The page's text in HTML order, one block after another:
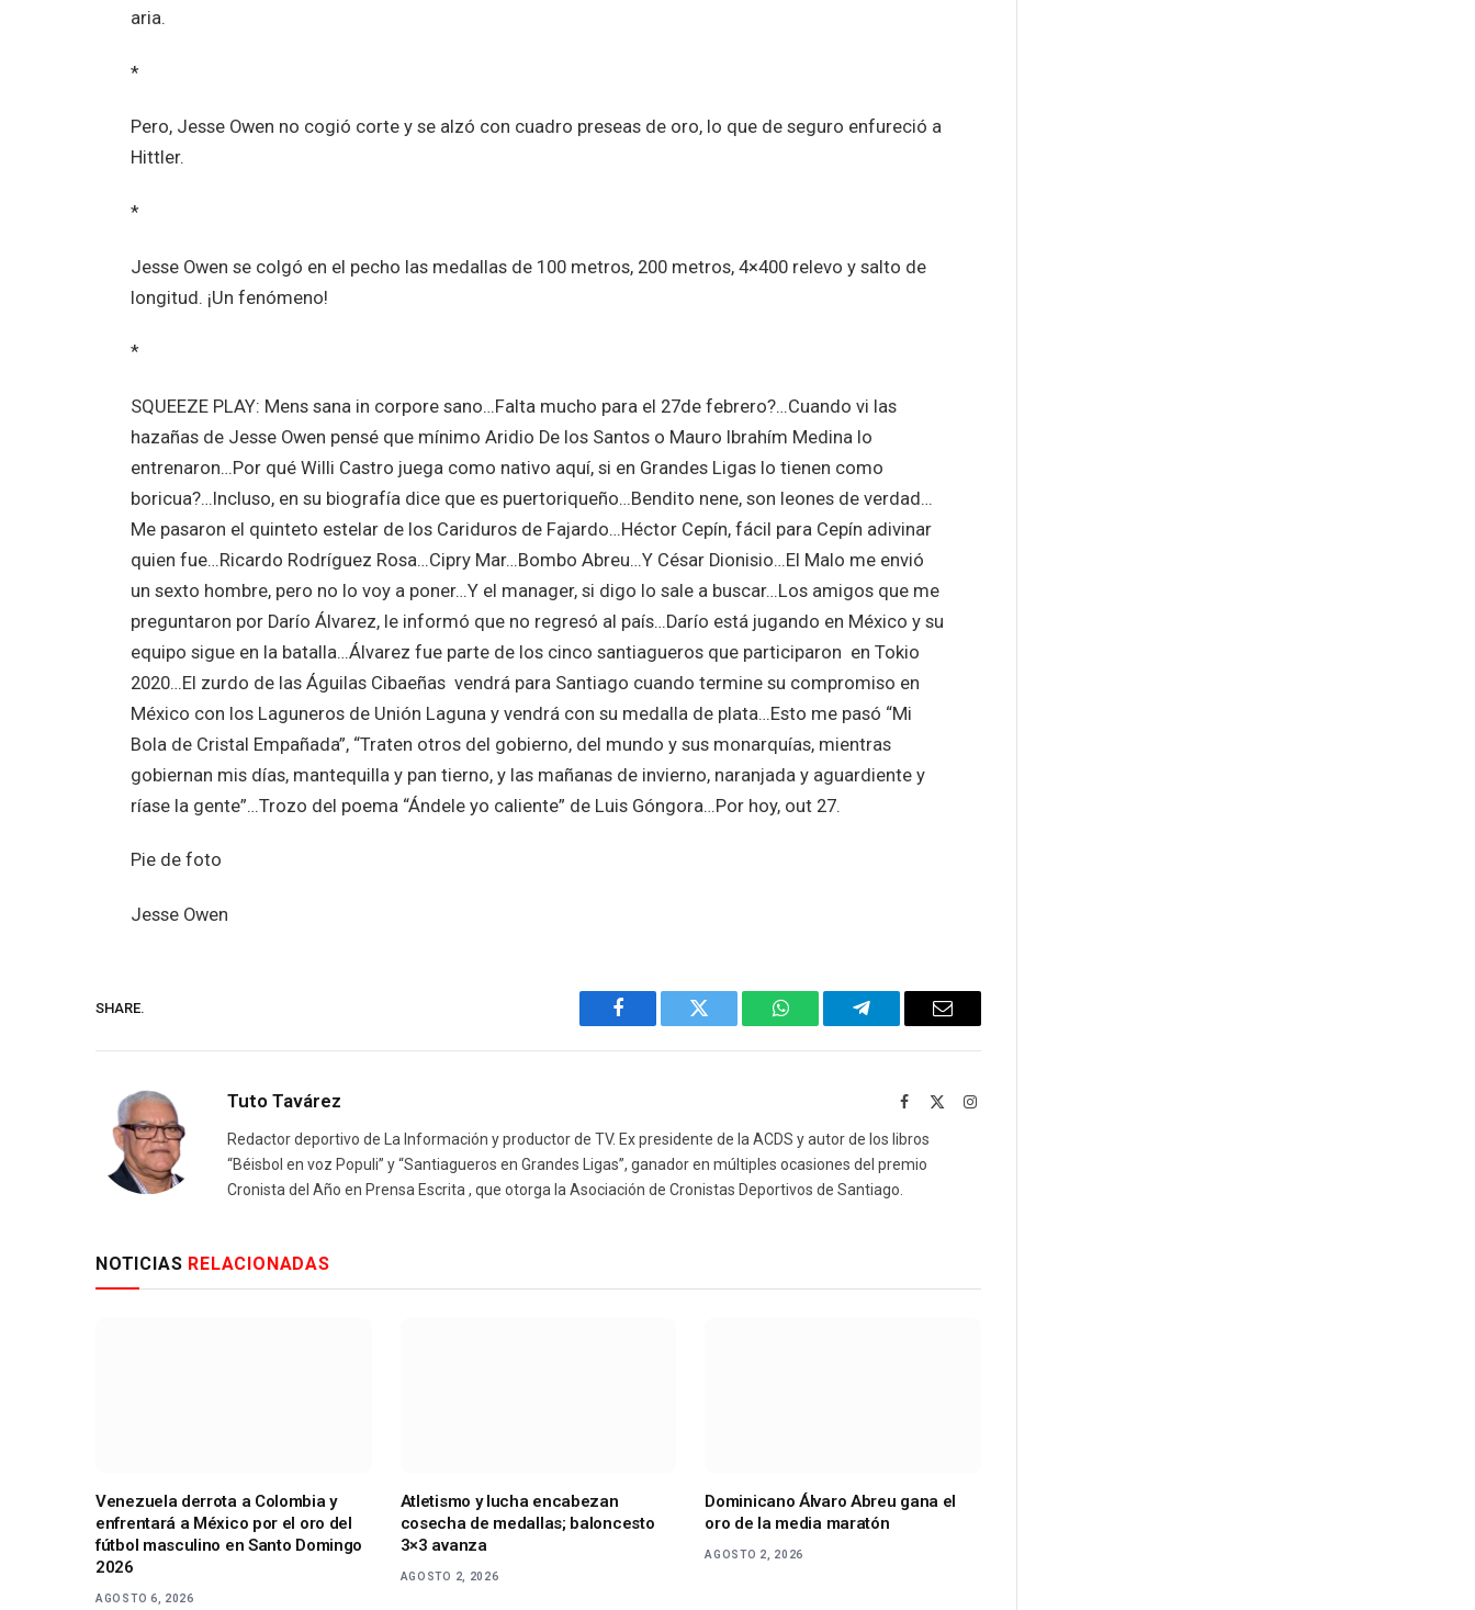
aria.
*
Pero, Jesse Owen no cogió corte y se alzó con cuadro preseas de oro, lo que de seguro enfureció a
Hittler.
*
Jesse Owen se colgó en el pecho las medallas de 100 metros, 200 metros, 4×400 relevo y salto de
longitud. ¡Un fenómeno!
*
SQUEEZE PLAY: Mens sana in corpore sano…Falta mucho para el 27de febrero?…Cuando vi las
hazañas de Jesse Owen pensé que mínimo Aridio De los Santos o Mauro Ibrahím Medina lo
entrenaron…Por qué Willi Castro juega como nativo aquí, si en Grandes Ligas lo tienen como
boricua?…Incluso, en su biografía dice que es puertoriqueño…Bendito nene, son leones de verdad…
Me pasaron el quinteto estelar de los Cariduros de Fajardo…Héctor Cepín, fácil para Cepín adivinar
quien fue…Ricardo Rodríguez Rosa…Cipry Mar…Bombo Abreu…Y César Dionisio…El Malo me envió
un sexto hombre, pero no lo voy a poner…Y el manager, si digo lo sale a buscar…Los amigos que me
preguntaron por Darío Álvarez, le informó que no regresó al país…Darío está jugando en México y su
equipo sigue en la batalla…Álvarez fue parte de los cinco santiagueros que participaron en Tokio
2020…El zurdo de las Águilas Cibaeñas vendrá para Santiago cuando termine su compromiso en
México con los Laguneros de Unión Laguna y vendrá con su medalla de plata…Esto me pasó “Mi
Bola de Cristal Empañada”, “Traten otros del gobierno, del mundo y sus monarquías, mientras
gobiernan mis días, mantequilla y pan tierno, y las mañanas de invierno, naranjada y aguardiente y
ríase la gente”…Trozo del poema “Ándele yo caliente” de Luis Góngora…Por hoy, out 27.
Pie de foto
Jesse Owen
SHARE.
Facebook Twitter WhatsAppTelegram Email
Tuto Tavárez Facebook Instagram
Redactor deportivo de La Información y productor de TV. Ex presidente de la ACDS y autor de los libros
“Béisbol en voz Populi” y “Santiagueros en Grandes Ligas”, ganador en múltiples ocasiones del premio
Cronista del Año en Prensa Escrita , que otorga la Asociación de Cronistas Deportivos de Santiago.
NOTICIAS RELACIONADAS
Venezuela derrota a Colombia y
enfrentará a México por el oro del
fútbol masculino en Santo Domingo
2026
AGOSTO 6, 2026
Atletismo y lucha encabezan
cosecha de medallas; baloncesto
3×3 avanza
AGOSTO 2, 2026
Dominicano Álvaro Abreu gana el
oro de la media maratón
AGOSTO 2, 2026